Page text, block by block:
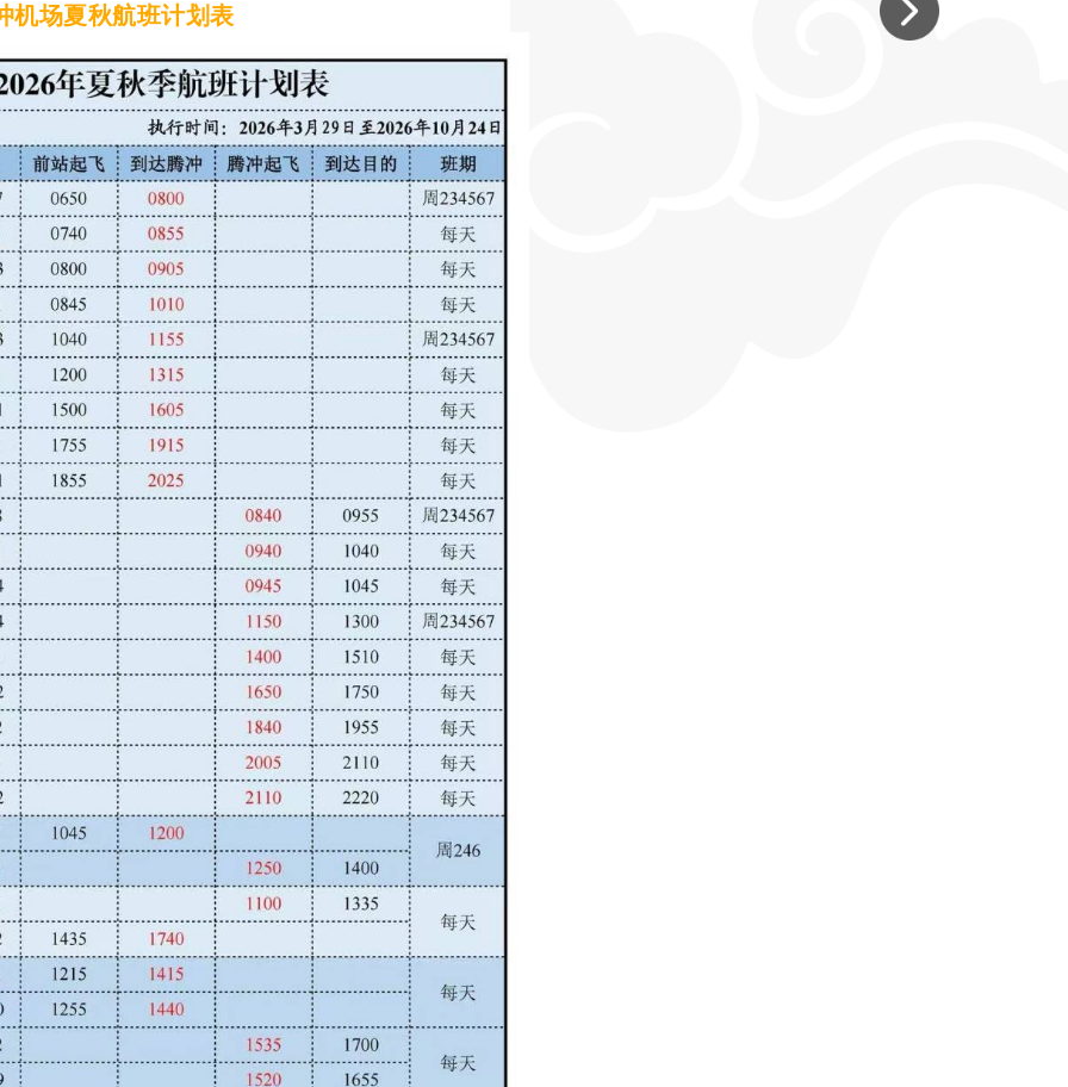
机场夏秋航班计划表